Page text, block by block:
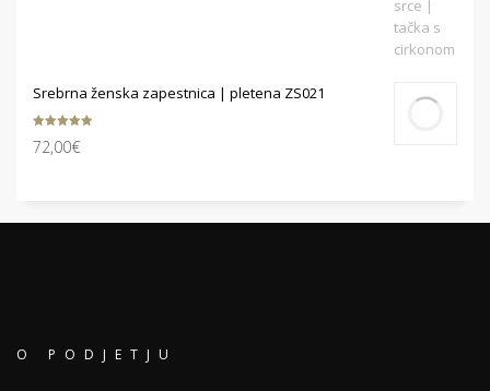
Srebrna ženska zapestnica | pletena ZS021
5.00 od 5
72,00€
O PODJETJU